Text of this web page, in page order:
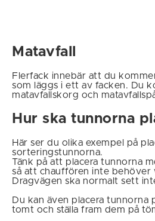
Matavfall
Flerfack innebär att du
som läggs i ett av facken. Du
matavfallskorg och
Hur ska tunnorna
Här ser du olika exempel på
sorteringstunnorna.
Tänk på att placera tunnorna
så att chauffören inte behöver
Dragvägen ska normalt sett
Du kan även placera tunnorna
tomt och ställa fram dem på